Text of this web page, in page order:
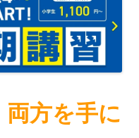
方を手に